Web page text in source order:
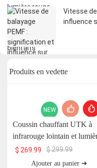
Vitesse
influence
Produits en vedette
NEW
Coussin chauffant UTK à
infrarouge lointain et
rouge avec pierre de jade et
aimants, 66 x 51 cm, H13T4
$ 269.99 $299.99
Ajouter au panier ➔